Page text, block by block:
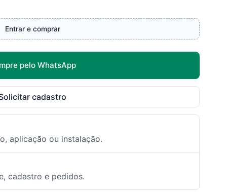
Entrar e comprar
pelo WhatsApp
cadastro
aplicação ou instalação.
cadastro e pedidos.